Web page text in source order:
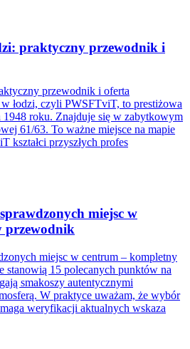
praktyczny przewodnik i
przewodnik i oferta
łodzi, czyli PWSFTviT, to prestiżowa
1948 roku. Znajduje się w zabytkowym
61/63. To ważne miejsce na mapie
kształci przyszłych profes
miejsc w
przewodnik
miejsc w centrum – kompletny
stanowią 15 polecanych punktów na
smakoszy autentycznymi
W praktyce uważam, że wybór
weryfikacji aktualnych wskaza